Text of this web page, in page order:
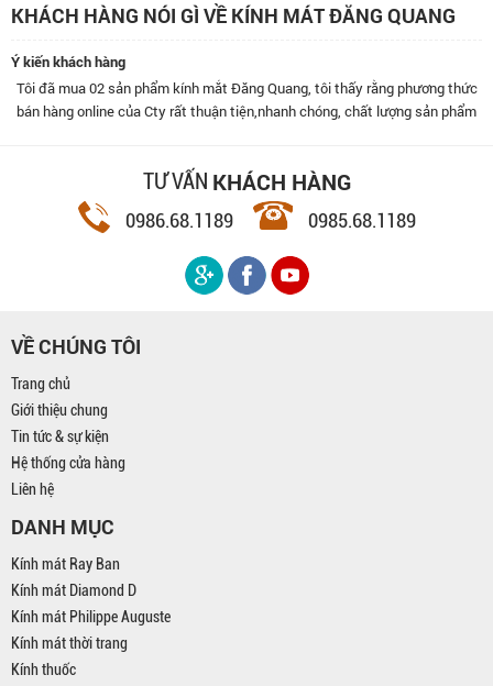
KHÁCH HÀNG NÓI GÌ VỀ KÍNH MÁT ĐĂNG QUANG
Ý kiến khách hàng
Tôi đã mua 02 sản phẩm kính mắt Đăng Quang, tôi thấy rằng phương thức
bán hàng online của Cty rất thuận tiện,nhanh chóng, chất lượng sản phẩm
TƯ VẤN KHÁCH HÀNG
0986.68.1189 0985.68.1189
VỀ CHÚNG TÔI
Trang chủ
Giới thiệu chung
Tin tức & sự kiện
Hệ thống cửa hàng
Liên hệ
DANH MỤC
Kính mát Ray Ban
Kính mát Diamond D
Kính mát Philippe Auguste
Kính mát thời trang
Kính thuốc